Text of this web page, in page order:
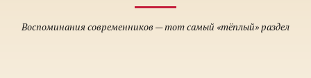
Воспоминания современников — тот самый «тёплый» раздел